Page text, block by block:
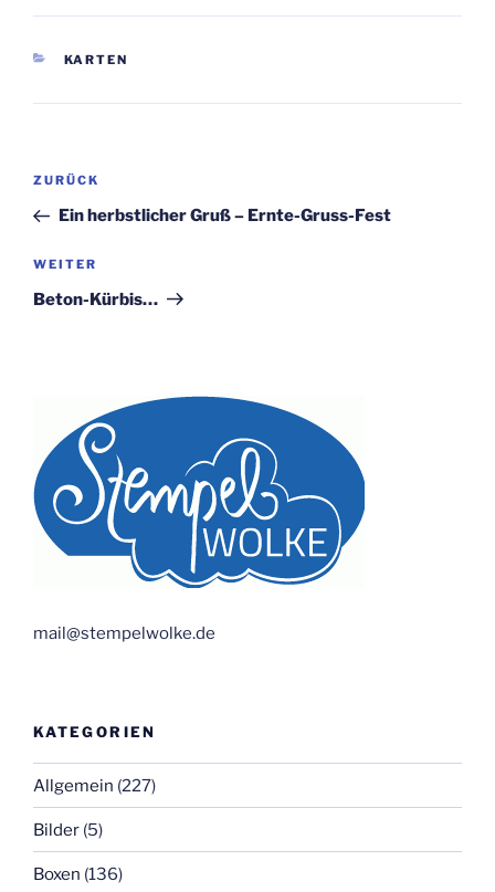
KATEGORIEN
KARTEN
Beitragsnavigation
Vorheriger
Beitrag
ZURÜCK
Ein herbstlicher Gruß – Ernte-Gruss-Fest
Nächster
Beitrag
WEITER
Beton-Kürbis…
mail@stempelwolke.de
KATEGORIEN
Allgemein (227)
Bilder (5)
Boxen (136)